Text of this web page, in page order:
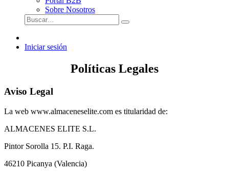
Sobre Nosotros
Iniciar sesión
Políticas Legales
Aviso Legal
La web www.almaceneselite.com es titularidad de:
ALMACENES ELITE S.L.
Pintor Sorolla 15. P.I. Raga.
46210 Picanya (Valencia)